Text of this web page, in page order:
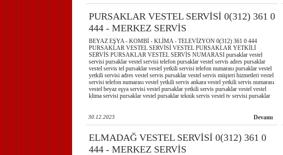
PURSAKLAR VESTEL SERVİSİ 0(312) 361 0
444 - MERKEZ SERVİS
BEYAZ EŞYA - KOMBİ - KLİMA - TELEVİZYON 0(312) 361 0 444
PURSAKLAR VESTEL SERVİSİ VESTEL PURSAKLAR YETKİLİ
SERVİS PURSAKLAR VESTEL SERVİS NUMARASI pursaklar vestel
servisi pursaklar vestel servisi telefon pursaklar vestel servis adres pursaklar
vestel servis tel pursaklar vestel yetkili servisi telefon numarası pursaklar vestel
yetkili servisi adres vestel servis pursaklar vestel servis müşteri hizmetleri vestel
servisi telefon numarası vestel yetkili servis ankara vestel yetkili servis numarası
vestel beyaz eşya servisi vestel pursaklar yetkili servis pursaklar vestel vestel
klima servisi pursaklar vestel pursaklar teknik servis vestel tv servisi pursaklar
30.12.2023 Devamı
ELMADAĞ VESTEL SERVİSİ 0(312) 361 0
444 - MERKEZ SERVİS